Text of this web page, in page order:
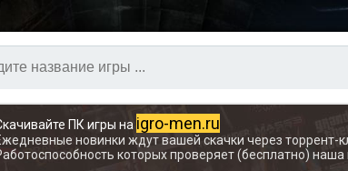
ПК игры на igro-men.ru
новинки ждут вашей скачки через торрент-
которых проверяет (бесплатно) наша